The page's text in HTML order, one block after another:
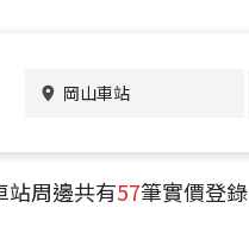
岡山車站
站周邊共有57筆實價登錄